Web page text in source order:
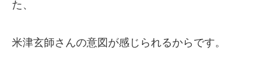
た、
米津玄師さんの意図が感じられるからです。